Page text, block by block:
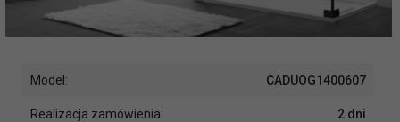
Model: CADUOG1400607
Realizacja zamówienia: 2 dni